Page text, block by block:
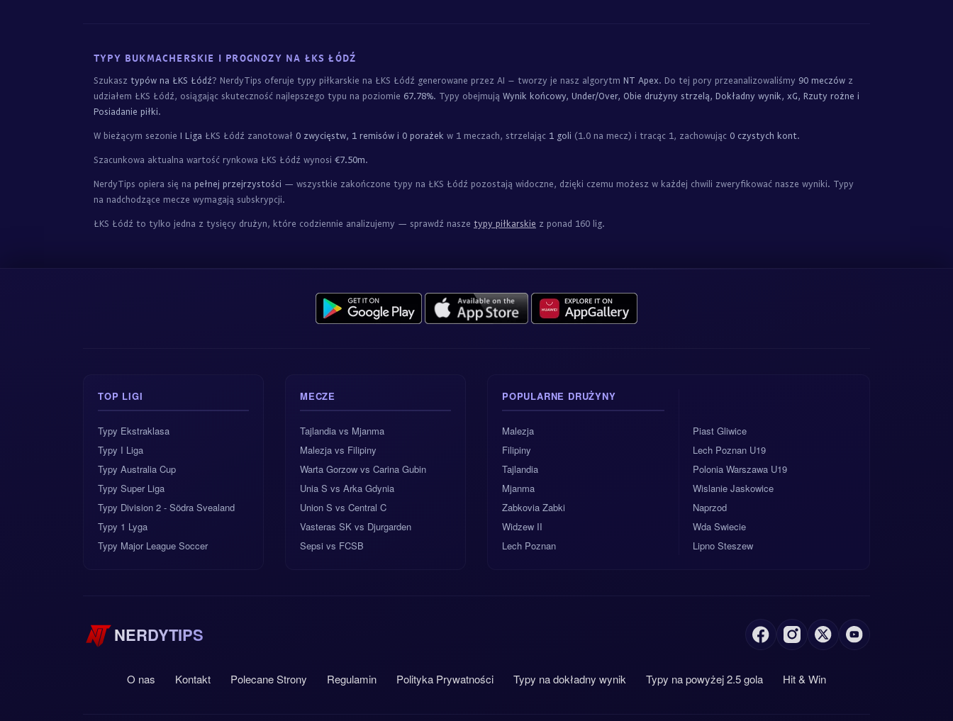
TYPY BUKMACHERSKIE I PROGNOZY NA ŁKS ŁÓDŹ
Szukasz typów na ŁKS Łódź? NerdyTips oferuje typy piłkarskie na ŁKS Łódź generowane przez AI – tworzy je nasz algorytm NT Apex. Do tej pory przeanalizowaliśmy 90 meczów z
udziałem ŁKS Łódź, osiągając skuteczność najlepszego typu na poziomie 67.78%. Typy obejmują Wynik końcowy, Under/Over, Obie drużyny strzelą, Dokładny wynik, xG, Rzuty rożne i
Posiadanie piłki.
W bieżącym sezonie I Liga ŁKS Łódź zanotował 0 zwycięstw, 1 remisów i 0 porażek w 1 meczach, strzelając 1 goli (1.0 na mecz) i tracąc 1, zachowując 0 czystych kont.
Szacunkowa aktualna wartość rynkowa ŁKS Łódź wynosi €7.50m.
NerdyTips opiera się na pełnej przejrzystości — wszystkie zakończone typy na ŁKS Łódź pozostają widoczne, dzięki czemu możesz w każdej chwili zweryfikować nasze wyniki. Typy
na nadchodzące mecze wymagają subskrypcji.
ŁKS Łódź to tylko jedna z tysięcy drużyn, które codziennie analizujemy — sprawdź nasze typy piłkarskie z ponad 160 lig.
TOP LIGI
Typy Ekstraklasa
Typy I Liga
Typy Australia Cup
Typy Super Liga
Typy Division 2 - Södra Svealand
Typy 1 Lyga
Typy Major League Soccer
MECZE
Tajlandia vs Mjanma
Malezja vs Filipiny
Warta Gorzow vs Carina Gubin
Unia S vs Arka Gdynia
Union S vs Central C
Vasteras SK vs Djurgarden
Sepsi vs FCSB
POPULARNE DRUŻYNY
Malezja
Filipiny
Tajlandia
Mjanma
Zabkovia Zabki
Widzew II
Lech Poznan
Piast Gliwice
Lech Poznan U19
Polonia Warszawa U19
Wislanie Jaskowice
Naprzod
Wda Swiecie
Lipno Steszew
NERDYTIPS
O nas Kontakt Polecane Strony Regulamin Polityka Prywatności Typy na dokładny wynik Typy na powyżej 2.5 gola Hit & Win